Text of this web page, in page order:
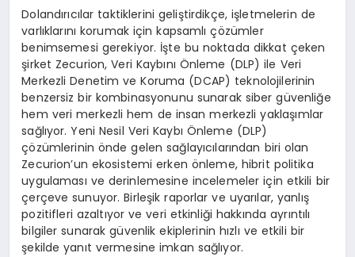
Dolandırıcılar taktiklerini geliştirdikçe, işletmelerin de
varlıklarını korumak için kapsamlı çözümler
benimsemesi gerekiyor. İşte bu noktada dikkat çeken
şirket Zecurion, Veri Kaybını Önleme (DLP) ile Veri
Merkezli Denetim ve Koruma (DCAP) teknolojilerinin
benzersiz bir kombinasyonunu sunarak siber güvenliğe
hem veri merkezli hem de insan merkezli yaklaşımlar
sağlıyor. Yeni Nesil Veri Kaybı Önleme (DLP)
çözümlerinin önde gelen sağlayıcılarından biri olan
Zecurion’un ekosistemi erken önleme, hibrit politika
uygulaması ve derinlemesine incelemeler için etkili bir
çerçeve sunuyor. Birleşik raporlar ve uyarılar, yanlış
pozitifleri azaltıyor ve veri etkinliği hakkında ayrıntılı
bilgiler sunarak güvenlik ekiplerinin hızlı ve etkili bir
şekilde yanıt vermesine imkan sağlıyor.